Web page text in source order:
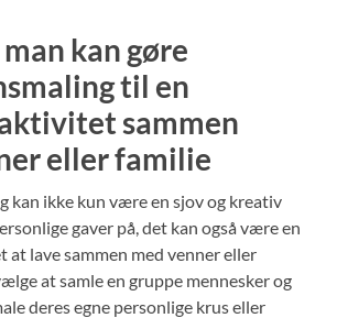
kan gøre
til en
sammen
eller familie
kan ikke kun være en sjov og kreativ
gaver på, det kan også være en
at lave sammen med venner eller
at samle en gruppe mennesker og
deres egne personlige krus eller